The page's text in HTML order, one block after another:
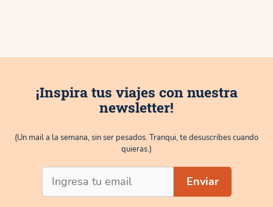
¡Inspira tus viajes con nuestra
newsletter!
(Un mail a la semana, sin ser pesados. Tranqui, te desuscribes cuando
quieras.)